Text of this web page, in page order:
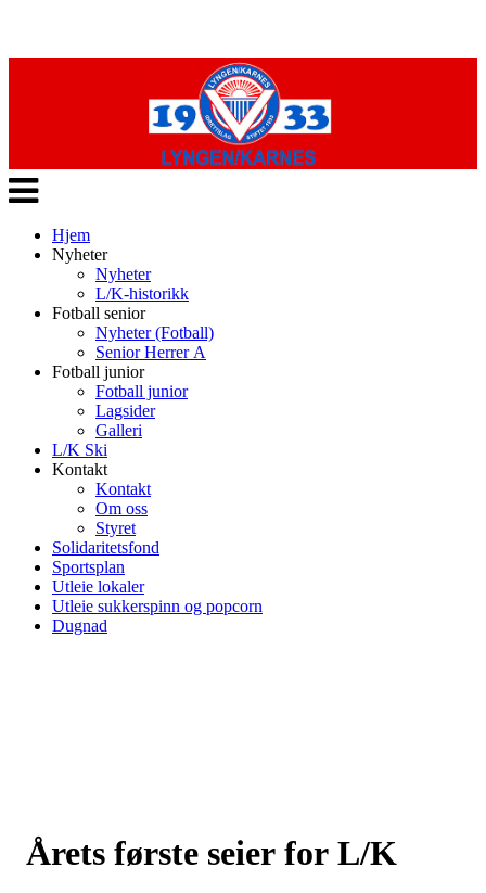
Veksle
navigasjon
Hjem
Nyheter
Nyheter
L/K-historikk
Fotball senior
Nyheter (Fotball)
Senior Herrer A
Fotball junior
Fotball junior
Lagsider
Galleri
L/K Ski
Kontakt
Kontakt
Om oss
Styret
Solidaritetsfond
Sportsplan
Utleie lokaler
Utleie sukkerspinn og popcorn
Dugnad
Årets første seier for L/K